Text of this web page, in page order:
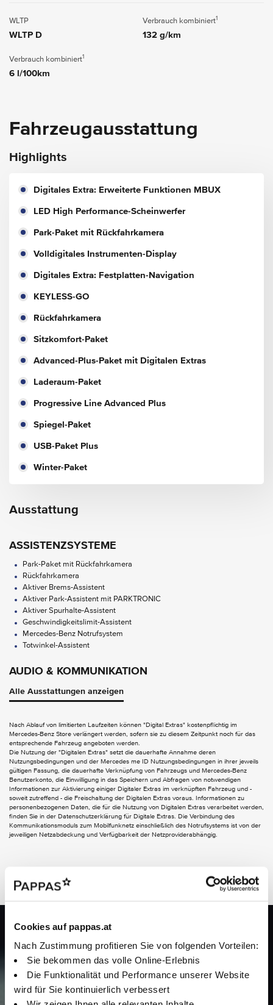
Cookies auf pappas.at
Nach Zustimmung profitieren Sie von folgenden Vorteilen:
Sie bekommen das volle Online-Erlebnis
Die Funktionalität und Performance unserer Website
wird für Sie kontinuierlich verbessert
WLTP
WLTP D
Verbrauch kombiniert1
132 g/km
Verbrauch kombiniert1
6 l/100km
Fahrzeugausstattung
Highlights
Digitales Extra: Erweiterte Funktionen MBUX
LED High Performance-Scheinwerfer
Park-Paket mit Rückfahrkamera
Volldigitales Instrumenten-Display
Digitales Extra: Festplatten-Navigation
KEYLESS-GO
Rückfahrkamera
Sitzkomfort-Paket
Advanced-Plus-Paket mit Digitalen Extras
Laderaum-Paket
Progressive Line Advanced Plus
Spiegel-Paket
USB-Paket Plus
Winter-Paket
Ausstattung
ASSISTENZSYSTEME
Park-Paket mit Rückfahrkamera
Rückfahrkamera
Aktiver Brems-Assistent
Aktiver Park-Assistent mit PARKTRONIC
Aktiver Spurhalte-Assistent
Geschwindigkeitslimit-Assistent
Mercedes-Benz Notrufsystem
Totwinkel-Assistent
AUDIO & KOMMUNIKATION
Digitales Radio
MBUX Multimediasystem
EXTERIEUR
Aussenspiegel elektrisch anklappbar
Wegfall Typkennzeichen auf Gepäckraumklappe
INTERIEUR
Volldigitales Instrumenten-Display
4-Wege-Lordosenstütze
Ablagefach in Mittelkonsole mit Rollo
Ambientebeleuchtung
Innenhimmel Stoff schwarz
Lenkradheizung
Lenkradschaltpaddles
Multifunktions-Sportlenkrad in Leder
Sitzlehnen im Fond klappbar
Sonnenblende mit beleuchtetem Make-up-Spiegel
Zierelemente Carbonoptik dunkel
Alle Ausstattungen anzeigen
Nach Ablauf von limitierten Laufzeiten können "Digital Extras" kostenpflichtig im
Mercedes-Benz Store verlängert werden, sofern sie zu diesem Zeitpunkt noch für das
entsprechende Fahrzeug angeboten werden.
Die Nutzung der "Digitalen Extras" setzt die dauerhafte Annahme deren
Nutzungsbedingungen und der Mercedes me ID Nutzungsbedingungen in ihrer jeweils
gültigen Fassung, die dauerhafte Verknüpfung von Fahrzeugs und Mercedes-Benz
Benutzerkonto, die Einwilligung in das Speichern und Abfragen von notwendigen
Informationen zur Aktivierung einiger Digitaler Extras im verknüpften Fahrzeug und -
soweit zutreffend - die Freischaltung der Digitalen Extras voraus. Informationen zu
personenbezogenen Daten, die für die Nutzung von Digitalen Extras verarbeitet werden,
finden Sie in der Datenschutzerklärung für Digitale Extras. Die Verbindung des
Kommunikationsmoduls zum Mobilfunknetz einschließlich des Notrufsystems ist von der
jeweiligen Netzabdeckung und Verfügbarkeit der Netzproviderabhängig.
Leasing
Jetzt Leasing berechnen
Ihr Leasing, Ihre Regeln: Gestalten Sie Ihr Angebot flexibel und